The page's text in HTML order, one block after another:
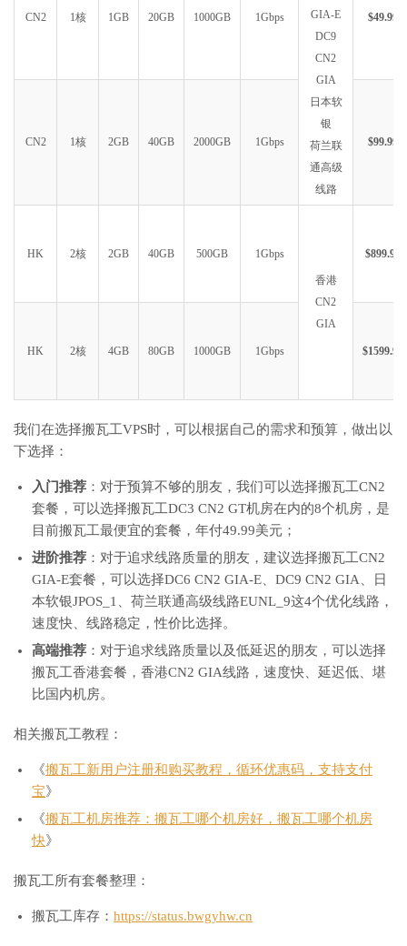
CN2 1核 1GB 20GB 1000GB 1Gbps
GIA-E
DC9
CN2
GIA
日本软
银
荷兰联
通高级
线路
$49.99
CN2 1核 2GB 40GB 2000GB 1Gbps $99.99
HK 2核 2GB 40GB 500GB 1Gbps
香港
CN2
GIA
$899.99
HK 2核 4GB 80GB 1000GB 1Gbps $1599.99
我们在选择搬瓦工VPS时，可以根据自己的需求和预算，做出以
下选择：
入门推荐 ：对于预算不够的朋友，我们可以选择搬瓦工CN2
套餐，可以选择搬瓦工DC3 CN2 GT机房在内的8个机房，是
目前搬瓦工最便宜的套餐，年付49.99美元；
进阶推荐 ：对于追求线路质量的朋友，建议选择搬瓦工CN2
GIA-E套餐，可以选择DC6 CN2 GIA-E、DC9 CN2 GIA、日
本软银JPOS_1、荷兰联通高级线路EUNL_9这4个优化线路，
速度快、线路稳定，性价比选择。
高端推荐 ：对于追求线路质量以及低延迟的朋友，可以选择
搬瓦工香港套餐，香港CN2 GIA线路，速度快、延迟低、堪
比国内机房。
相关搬瓦工教程：
《搬瓦工新用户注册和购买教程，循环优惠码，支持支付
宝》
《搬瓦工机房推荐：搬瓦工哪个机房好，搬瓦工哪个机房
快》
搬瓦工所有套餐整理：
搬瓦工库存： https://status.bwgyhw.cn